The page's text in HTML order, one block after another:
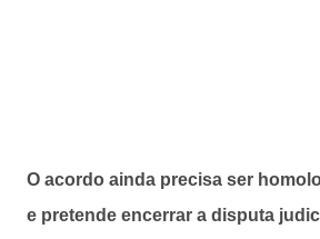
O acordo ainda precisa ser
e pretende encerrar a disputa